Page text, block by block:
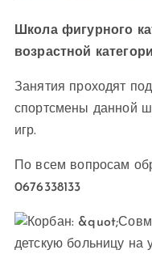
Школа фигурного
возрастной
Занятия проходят
спортсмены данной
игр.
По всем вопросам
0676338133